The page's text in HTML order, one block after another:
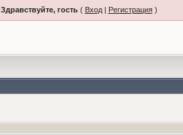
Здравствуйте, гость( Вход| Регистрация)